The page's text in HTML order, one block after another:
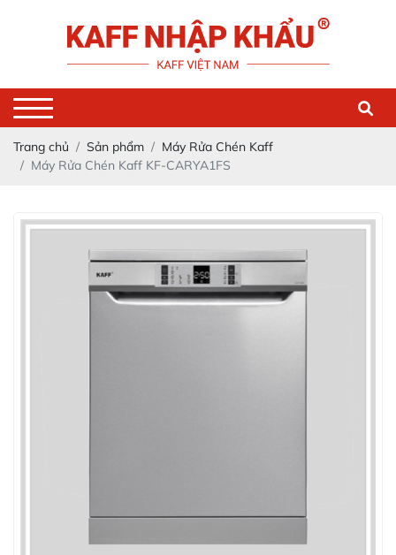
Trang chủ Sản phẩm
Máy Rửa Chén Kaff
Máy Rửa Chén Kaff KF-CARYA1FS